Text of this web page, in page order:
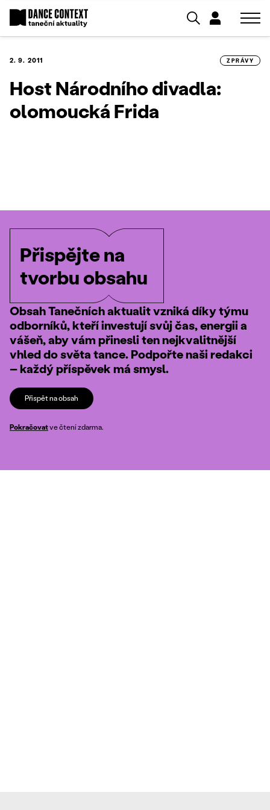
2. 9. 2011 ZPRÁVY
Host Národního divadla:
olomoucká Frida
Přispějte na
tvorbu obsahu
Obsah Tanečních aktualit vzniká díky týmu
odborníků, kteří investují svůj čas, energii a
vášeň, aby vám přinesli ten nejkvalitnější
vhled do světa tance. Podpořte naši redakci
– každý příspěvek má smysl.
Přispět na obsah
Pokračovatve čtení zdarma.